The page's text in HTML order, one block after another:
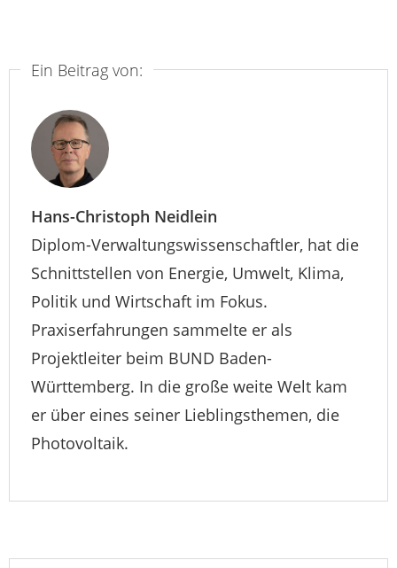
Ein Beitrag von:
Hans-Christoph Neidlein
Diplom-Verwaltungswissenschaftler, hat die
Schnittstellen von Energie, Umwelt, Klima,
Politik und Wirtschaft im Fokus.
Praxiserfahrungen sammelte er als
Projektleiter beim BUND Baden-
Württemberg. In die große weite Welt kam
er über eines seiner Lieblingsthemen, die
Photovoltaik.